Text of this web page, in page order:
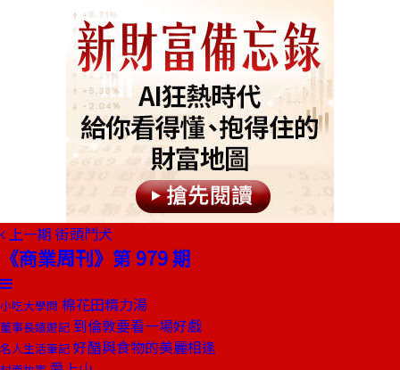
上一期 街頭鬥犬
《商業周刊》第 979 期
小吃大學問 棉花田精力湯
董事長嬉遊記 到倫敦要看一場好戲
名人生活筆記 好醋與食物的美麗相逢